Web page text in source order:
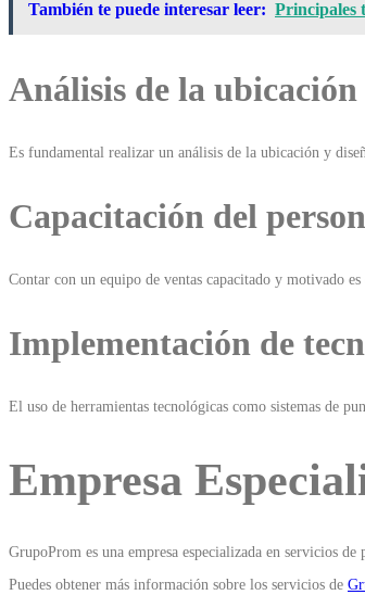
También te puede interesar leer: Principales
Análisis de la
Es fundamental realizar un análisis de la ubicación y
Capacitación del
Contar con un equipo de ventas capacitado y motivado
Implementación de
El uso de herramientas tecnológicas como sistemas de
Empresa
GrupoProm es una empresa especializada en servicios
Puedes obtener más información sobre los servicios de